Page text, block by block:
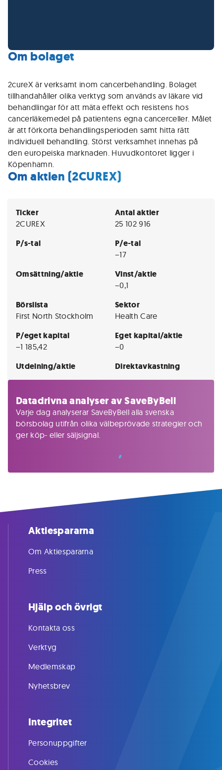
Om bolaget
2cureX är verksamt inom cancerbehandling. Bolaget
tillhandahåller olika verktyg som används av läkare vid
behandlingar för att mäta effekt och resistens hos
cancerläkemedel på patientens egna cancerceller. Målet
är att förkorta behandlingsperioden samt hitta rätt
individuell behandling. Störst verksamhet innehas på
den europeiska marknaden. Huvudkontoret ligger i
Köpenhamn.
Om aktien (2CUREX)
Ticker
2CUREX
Antal aktier
25 102 916
P/s-tal P/e-tal
−17
Omsättning/aktie Vinst/aktie
−0,1
Börslista
First North Stockholm
Sektor
Health Care
P/eget kapital
−1 185,42
Eget kapital/aktie
−0
Utdelning/aktie Direktavkastning
Datadrivna analyser av SaveByBell
Varje dag analyserar SaveByBell alla svenska
börsbolag utifrån olika välbeprövade strategier och
ger köp- eller säljsignal.
Aktiespararna
Om Aktiespararna
Press
Hjälp och övrigt
Kontakta oss
Verktyg
Medlemskap
Nyhetsbrev
Integritet
Personuppgifter
Cookies